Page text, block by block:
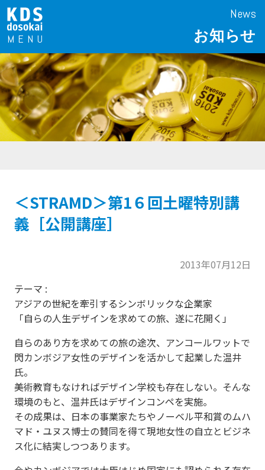
News
お知らせ
＜STRAMD＞第1６回土曜特別講
義［公開講座］
2013年07月12日
テーマ :
アジアの世紀を牽引するシンボリックな企業家
「自らの人生デザインを求めての旅、遂に花開く」
自らのあり方を求めての旅の途次、アンコールワットで
閃カンボジア女性のデザインを活かして起業した温井
氏。
美術教育もなければデザイン学校も存在しない。そんな
環境のもと、温井氏はデザインコンペを実施。
その成果は、日本の事業家たちやノーベル平和賞のムハ
マド・ユヌス博士の賛同を得て現地女性の自立とビジネ
ス化に結実しつつあります。